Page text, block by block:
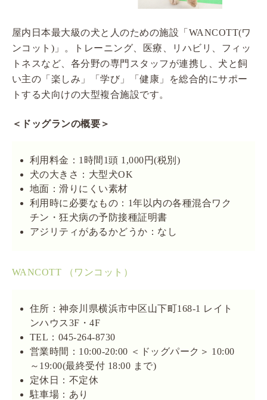
屋内日本最大級の犬と人のための施設「WANCOTT(ワ
ンコット)」。トレーニング、医療、リハビリ、フィッ
トネスなど、各分野の専門スタッフが連携し、犬と飼
い主の「楽しみ」「学び」「健康」を総合的にサポー
トする犬向けの大型複合施設です。
＜ドッグランの概要＞
利用料金：1時間1頭 1,000円(税別)
犬の大きさ：大型犬OK
地面：滑りにくい素材
利用時に必要なもの：1年以内の各種混合ワク
チン・狂犬病の予防接種証明書
アジリティがあるかどうか：なし
WANCOTT （ワンコット）
住所：神奈川県横浜市中区山下町168-1 レイト
ンハウス3F・4F
TEL：045-264-8730
営業時間：10:00-20:00 ＜ドッグパーク＞ 10:00
～19:00(最終受付 18:00 まで)
定休日：不定休
駐車場：あり